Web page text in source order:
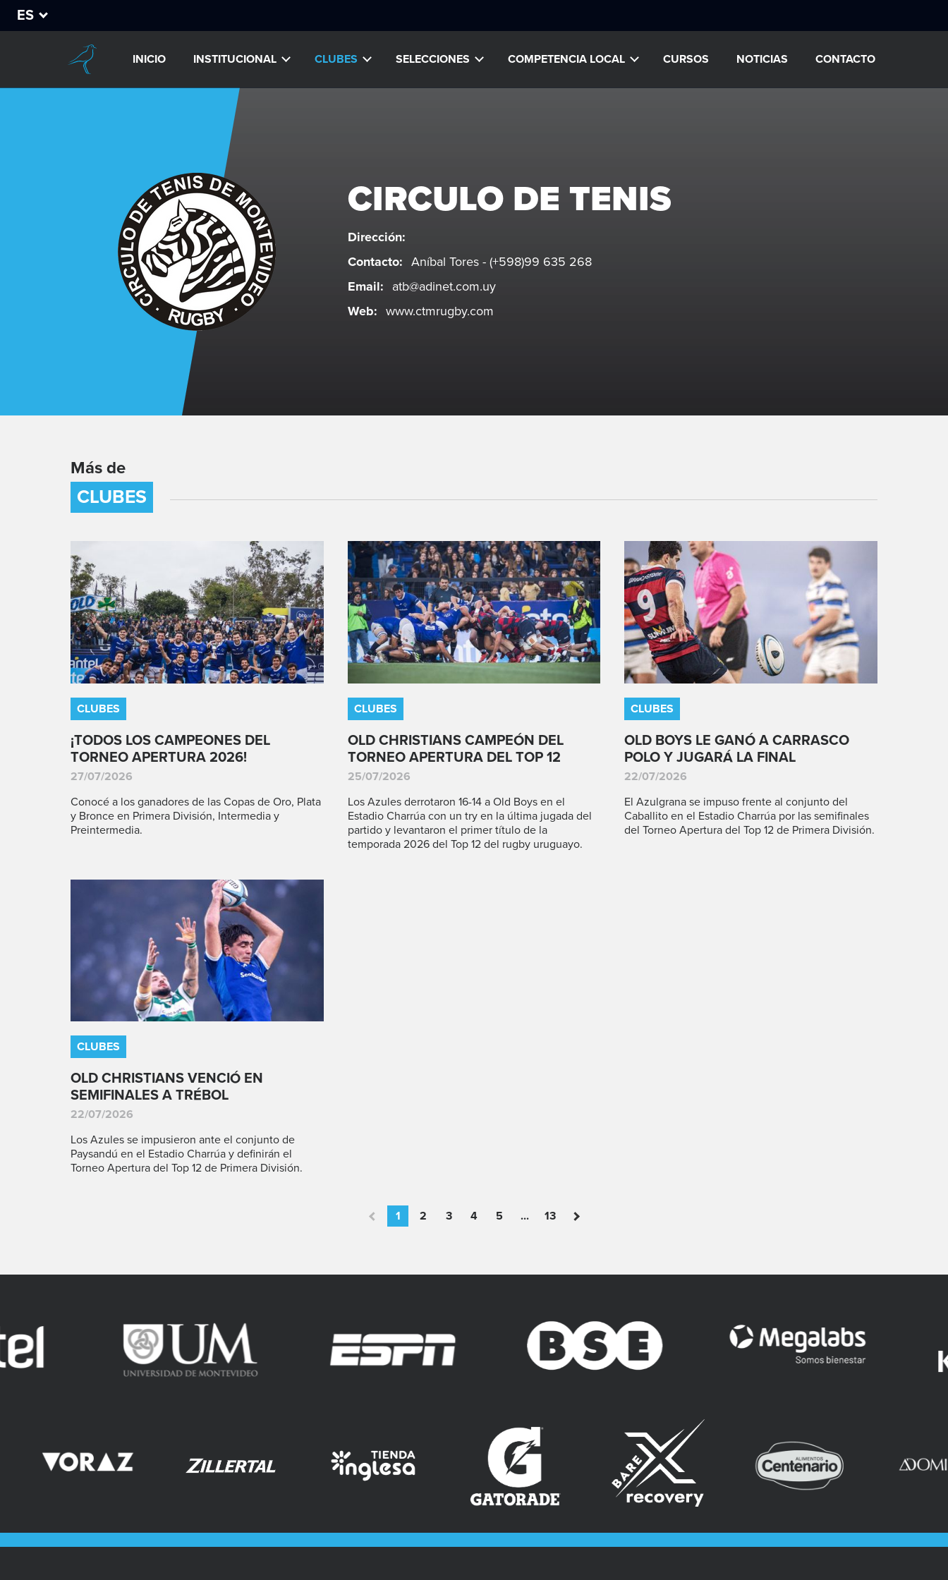
ES
INICIO INSTITUCIONAL CLUBES SELECCIONES COMPETENCIA LOCAL CURSOS NOTICIAS CONTACTO
CIRCULO DE TENIS
Dirección:
Contacto: Aníbal Tores - (+598)99 635 268
Email:
atb@adinet.com.uy
Web: www.ctmrugby.com
Más de
CLUBES
CLUBES
¡TODOS LOS CAMPEONES DEL
TORNEO APERTURA 2026!
27/07/2026
Conocé a los ganadores de las Copas de Oro, Plata
y Bronce en Primera División, Intermedia y
Preintermedia.
CLUBES
OLD CHRISTIANS CAMPEÓN DEL
TORNEO APERTURA DEL TOP 12
25/07/2026
Los Azules derrotaron 16-14 a Old Boys en el
Estadio Charrúa con un try en la última jugada del
partido y levantaron el primer título de la
temporada 2026 del Top 12 del rugby uruguayo.
CLUBES
OLD BOYS LE GANÓ A CARRASCO
POLO Y JUGARÁ LA FINAL
22/07/2026
El Azulgrana se impuso frente al conjunto del
Caballito en el Estadio Charrúa por las semifinales
del Torneo Apertura del Top 12 de Primera División.
CLUBES
OLD CHRISTIANS VENCIÓ EN
SEMIFINALES A TRÉBOL
22/07/2026
Los Azules se impusieron ante el conjunto de
Paysandú en el Estadio Charrúa y definirán el
Torneo Apertura del Top 12 de Primera División.
1 2 3 4 5 ... 13